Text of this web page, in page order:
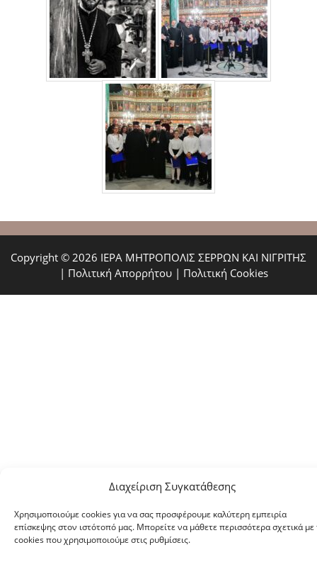
Διαχείριση Συγκατάθεσης
Χρησιμοποιούμε cookies για να σας προσφέρουμε καλύτερη εμπειρία
επίσκεψης στον ιστότοπό μας. Μπορείτε να μάθετε περισσότερα σχετικά με
cookies που χρησιμοποιούμε στις ρυθμίσεις.
Copyright © 2026 ΙΕΡΑ ΜΗΤΡΟΠΟΛΙΣ ΣΕΡΡΩΝ ΚΑΙ ΝΙΓΡΙΤΗΣ
| Πολιτική Απορρήτου | Πολιτική Cookies